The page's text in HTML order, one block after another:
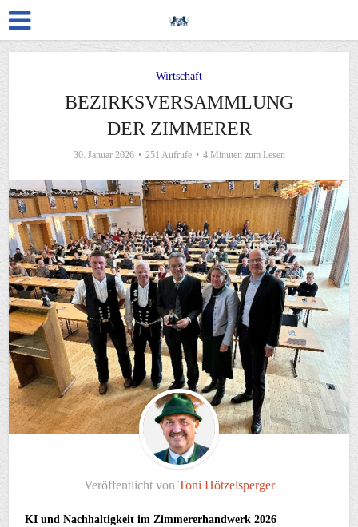
Wirtschaft
BEZIRKSVERSAMMLUNG
DER ZIMMERER
30. Januar 2026 251 Aufrufe 4 Minuten zum Lesen
Veröffentlicht von Toni Hötzelsperger
KI und Nachhaltigkeit im Zimmererhandwerk 2026